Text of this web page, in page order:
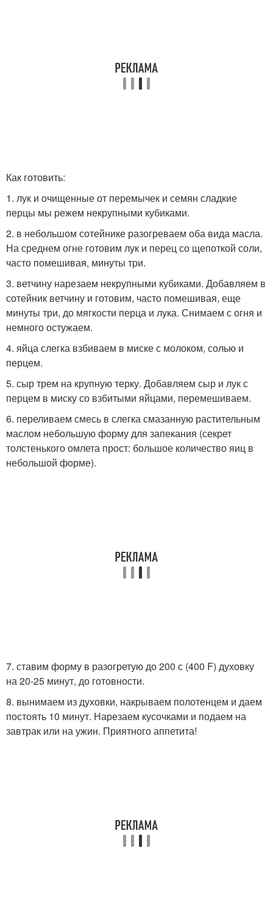
Как готовить:
1. лук и очищенные от перемычек и семян сладкие
перцы мы режем некрупными кубиками.
2. в небольшом сотейнике разогреваем оба вида масла.
На среднем огне готовим лук и перец со щепоткой соли,
часто помешивая, минуты три.
3. ветчину нарезаем некрупными кубиками. Добавляем в
сотейник ветчину и готовим, часто помешивая, еще
минуты три, до мягкости перца и лука. Снимаем с огня и
немного остужаем.
4. яйца слегка взбиваем в миске с молоком, солью и
перцем.
5. сыр трем на крупную терку. Добавляем сыр и лук с
перцем в миску со взбитыми яйцами, перемешиваем.
6. переливаем смесь в слегка смазанную растительным
маслом небольшую форму для запекания (секрет
толстенького омлета прост: большое количество яиц в
небольшой форме).
7. ставим форму в разогретую до 200 с (400 F) духовку
на 20-25 минут, до готовности.
8. вынимаем из духовки, накрываем полотенцем и даем
постоять 10 минут. Нарезаем кусочками и подаем на
завтрак или на ужин. Приятного аппетита!